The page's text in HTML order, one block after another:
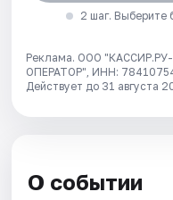
2 шаг. Выберите
Реклама. ООО
ОПЕРАТОР", ИНН:
Действует до 31 августа
О событии